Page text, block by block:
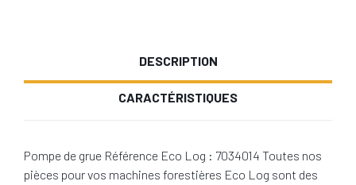
DESCRIPTION
CARACTÉRISTIQUES
Pompe de grue Référence Eco Log : 7034014 Toutes nos
pièces pour vos machines forestières Eco Log sont des